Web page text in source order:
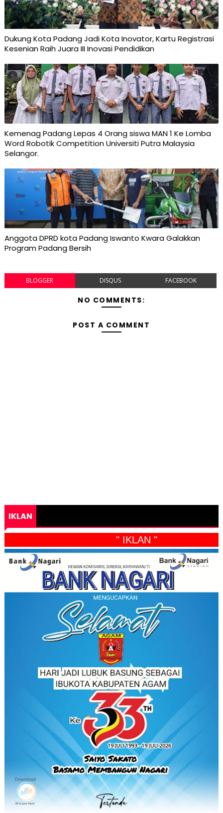
Dukung Kota Padang Jadi Kota Inovator, Kartu Registrasi
Kesenian Raih Juara III Inovasi Pendidikan
Kemenag Padang Lepas 4 Orang siswa MAN 1 Ke Lomba
Word Robotik Competition Universiti Putra Malaysia
Selangor.
Anggota DPRD kota Padang Iswanto Kwara Galakkan
Program Padang Bersih
BLOGGER DISQUS FACEBOOK
NO COMMENTS:
POST A COMMENT
IKLAN
" IKLAN "